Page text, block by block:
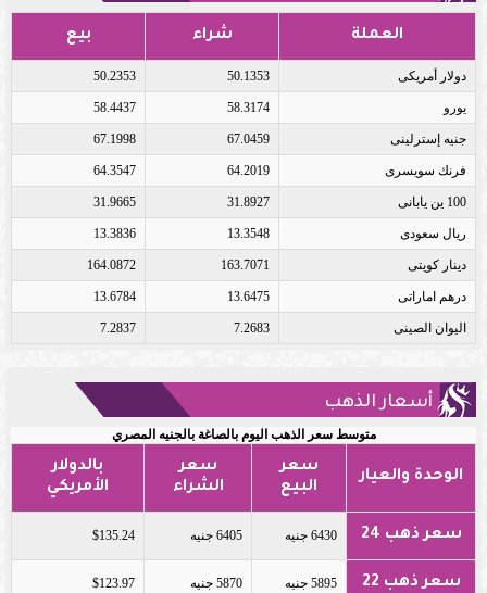
العملة شراء بيع
دولار أمريكى 50.1353
50.2353
يورو 58.3174
58.4437
جنيه إسترلينى 67.0459
67.1998
فرنك سويسرى 64.2019
64.3547
100 ين يابانى 31.8927
31.9665
ريال سعودى 13.3548
13.3836
دينار كويتى 163.7071
164.0872
درهم اماراتى 13.6475
13.6784
اليوان الصينى 7.2683
7.2837
أسعار الذهب
متوسط سعر الذهب اليوم بالصاغة بالجنيه المصري
الوحدة والعيار
سعر
البيع
سعر
الشراء
بالدولار
الأمريكي
سعر ذهب 24 6430 جنيه 6405 جنيه $135.24
سعر ذهب 22 5895 جنيه 5870 جنيه $123.97